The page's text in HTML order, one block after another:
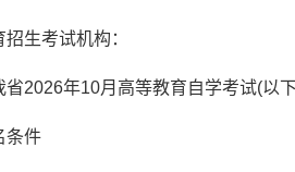
生考试机构：
年10月高等教育自学考试(以下
件